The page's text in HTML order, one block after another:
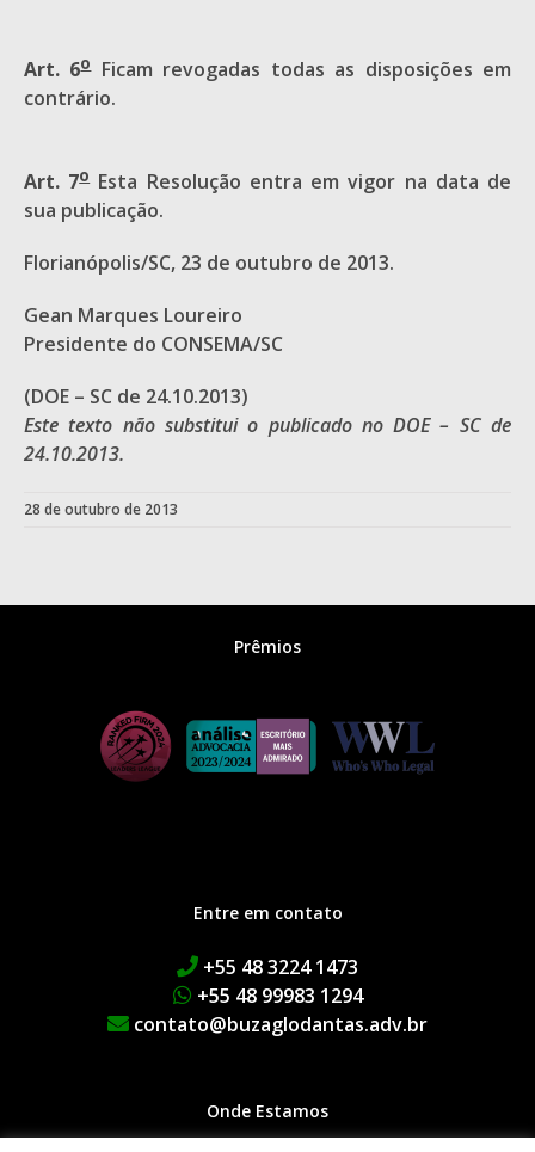
Art. 6oFicam revogadas todas as disposições em
contrário.
Art. 7oEsta Resolução entra em vigor na data de
sua publicação.
Florianópolis/SC, 23 de outubro de 2013.
Gean Marques Loureiro
Presidente do CONSEMA/SC
(DOE – SC de 24.10.2013)
Este texto não substitui o publicado no DOE – SC de
24.10.2013.
28 de outubro de 2013
Prêmios
Entre em contato
+55 48 3224 1473
+55 48 99983 1294
contato@buzaglodantas.adv.br
Onde Estamos